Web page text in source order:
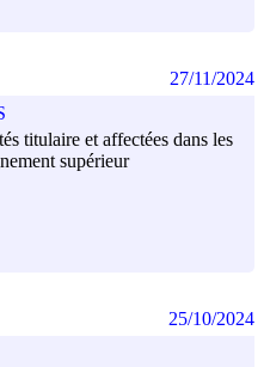
titulaire et affectées dans les
supérieur
27/11/2024
25/10/2024